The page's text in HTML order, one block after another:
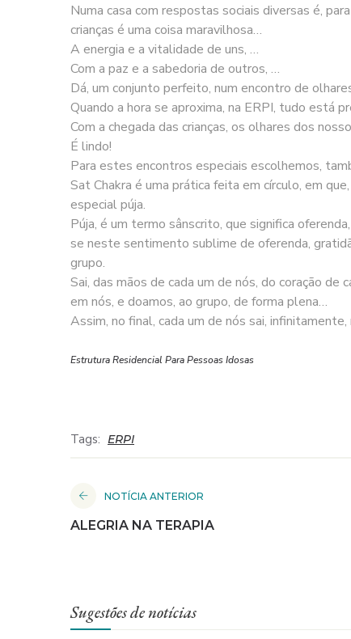
Numa casa com respostas sociais diversas é,
crianças é uma coisa maravilhosa…
A energia e a vitalidade de uns, …
Com a paz e a sabedoria de outros, …
Dá, um conjunto perfeito, num encontro de
Quando a hora se aproxima, na ERPI, tudo está
Com a chegada das crianças, os olhares dos
É lindo!
Para estes encontros especiais escolhemos,
Sat Chakra é uma prática feita em círculo, em
especial púja.
Púja, é um termo sânscrito, que significa
se neste sentimento sublime de oferenda,
grupo.
Sai, das mãos de cada um de nós, do coração
em nós, e doamos, ao grupo, de forma plena…
Assim, no final, cada um de nós sai, infinitamente,
Estrutura Residencial Para Pessoas Idosas
Tags: ERPI
NOTÍCIA ANTERIOR
ALEGRIA NA TERAPIA
Sugestões de notícias